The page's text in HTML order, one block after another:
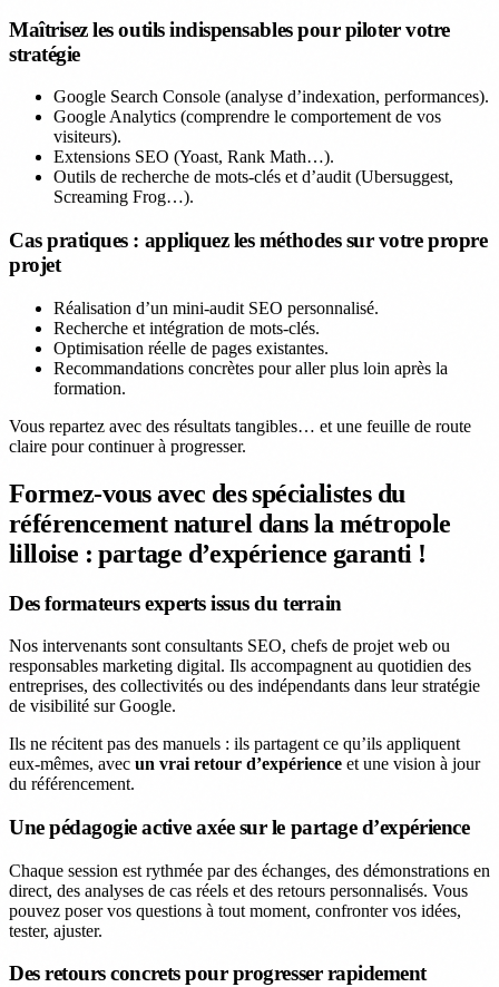
Maîtrisez les outils indispensables pour piloter votre
stratégie
Google Search Console (analyse d’indexation, performances).
Google Analytics (comprendre le comportement de vos
visiteurs).
Extensions SEO (Yoast, Rank Math…).
Outils de recherche de mots-clés et d’audit (Ubersuggest,
Screaming Frog…).
Cas pratiques : appliquez les méthodes sur votre propre
projet
Réalisation d’un mini-audit SEO personnalisé.
Recherche et intégration de mots-clés.
Optimisation réelle de pages existantes.
Recommandations concrètes pour aller plus loin après la
formation.
Vous repartez avec des résultats tangibles… et une feuille de route
claire pour continuer à progresser.
Formez-vous avec des spécialistes du
référencement naturel dans la métropole
lilloise : partage d’expérience garanti !
Des formateurs experts issus du terrain
Nos intervenants sont consultants SEO, chefs de projet web ou
responsables marketing digital. Ils accompagnent au quotidien des
entreprises, des collectivités ou des indépendants dans leur stratégie
de visibilité sur Google.
Ils ne récitent pas des manuels : ils partagent ce qu’ils appliquent
eux-mêmes, avec un vrai retour d’expérience et une vision à jour
du référencement.
Une pédagogie active axée sur le partage d’expérience
Chaque session est rythmée par des échanges, des démonstrations en
direct, des analyses de cas réels et des retours personnalisés. Vous
pouvez poser vos questions à tout moment, confronter vos idées,
tester, ajuster.
Des retours concrets pour progresser rapidement